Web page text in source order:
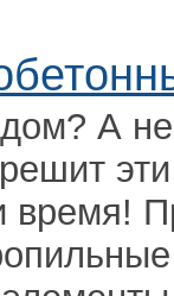
А
время!